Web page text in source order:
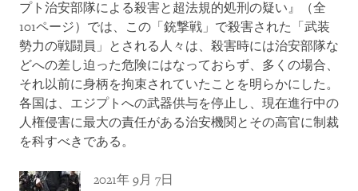
プト治安部隊による殺害と超法規的処刑の疑い』（全
101ページ）では、この「銃撃戦」で殺害された「武装
勢力の戦闘員」とされる人々は、殺害時には治安部隊な
どへの差し迫った危険にはなっておらず、多くの場合、
それ以前に身柄を拘束されていたことを明らかにした。
各国は、エジプトへの武器供与を停止し、現在進行中の
人権侵害に最大の責任がある治安機関とその高官に制裁
を科すべきである。
2021年 9月 7日